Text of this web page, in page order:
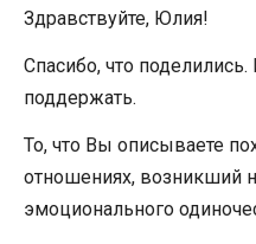
Здравствуйте, Юлия!
Спасибо, что
поддержать.
То, что Вы описываете
отношениях, возникший
эмоционального